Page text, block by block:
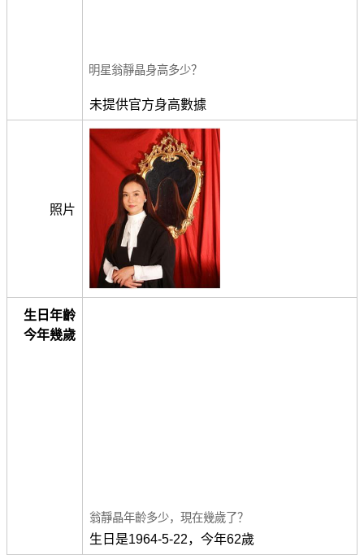
明星翁靜晶身高多少？
未提供官方身高數據
照片
生日年齡
今年幾歲
翁靜晶年齡多少，現在幾歲了？
生日是1964-5-22，今年62歲